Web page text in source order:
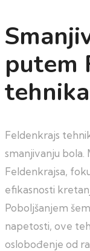
putem
tehnika
Feldenkrajs
smanjivanju bola.
Feldenkrajsa,
efikasnosti
Poboljšanjem
napetosti, ove
oslobođenje od